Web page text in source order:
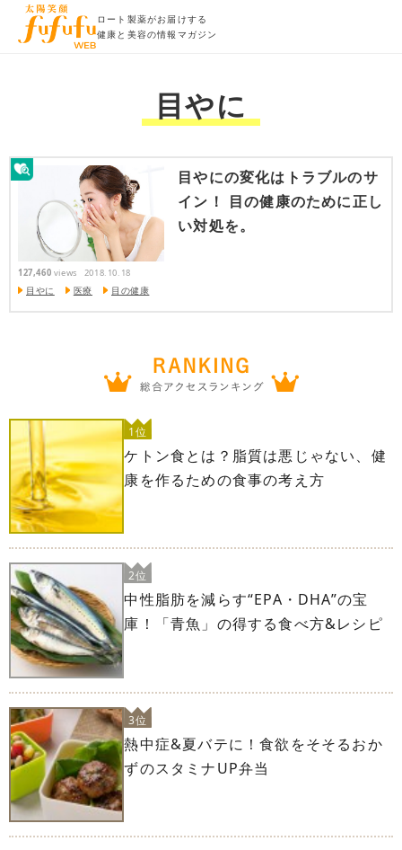
ロート製薬がお届けする
健康と美容の情報マガジン
目やに
目やにの変化はトラブルのサ
イン！ 目の健康のために正し
い対処を。
127,460 views 2018.10.18
目やに 医療 目の健康
1位
ケトン食とは？脂質は悪じゃない、健
康を作るための食事の考え方
2位
中性脂肪を減らす“EPA・DHA”の宝
庫！「青魚」の得する食べ方&レシピ
3位
熱中症&夏バテに！食欲をそそるおか
ずのスタミナUP弁当